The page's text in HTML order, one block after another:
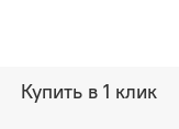
Купить в 1 клик